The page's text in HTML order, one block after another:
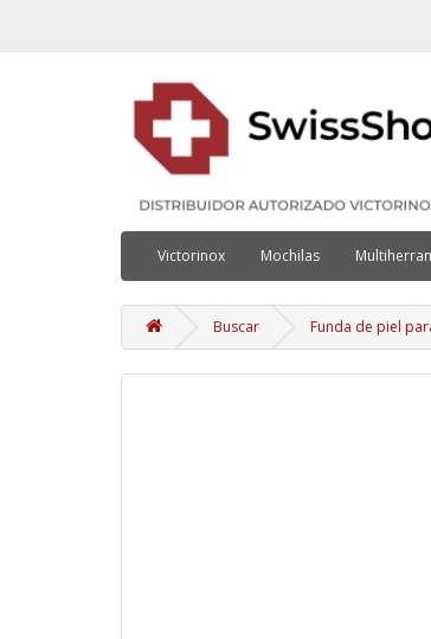
Victorinox Mochilas
Buscar Funda de piel